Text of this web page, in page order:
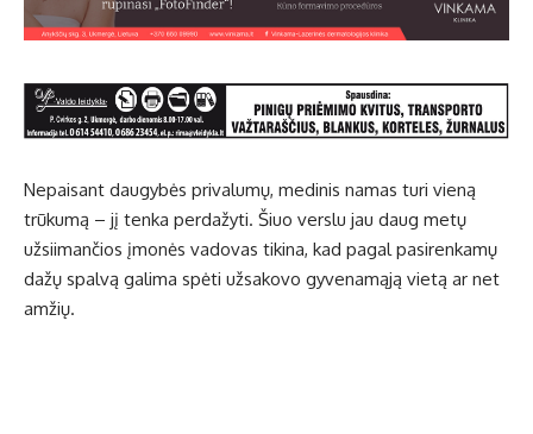
Nepaisant daugybės privalumų, medinis namas turi vieną
trūkumą – jį tenka perdažyti. Šiuo verslu jau daug metų
užsiimančios įmonės vadovas tikina, kad pagal pasirenkamų
dažų spalvą galima spėti užsakovo gyvenamąją vietą ar net
amžių.